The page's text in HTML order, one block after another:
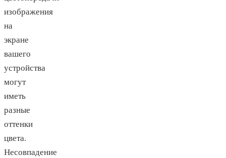
изображения
на
экране
вашего
устройства
могут
иметь
разные
оттенки
цвета.
Несовпадение